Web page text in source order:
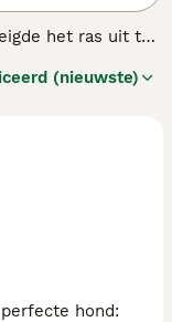
het ras uit te
(nieuwste)
hond: